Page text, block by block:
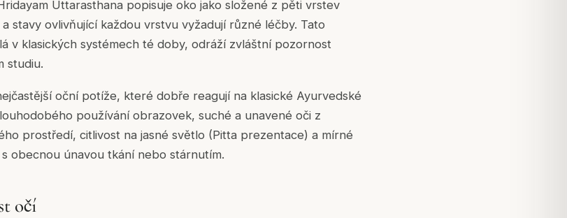
Uttarasthana popisuje oko jako složené z pěti vrstev
stavy ovlivňující každou vrstvu vyžadují různé léčby. Tato
v klasických systémech té doby, odráží zvláštní pozornost
studiu.
oční potíže, které dobře reagují na klasické Ayurvedské
používání obrazovek, suché a unavené oči z
prostředí, citlivost na jasné světlo (Pitta prezentace) a mírné
obecnou únavou tkání nebo stárnutím.
očí